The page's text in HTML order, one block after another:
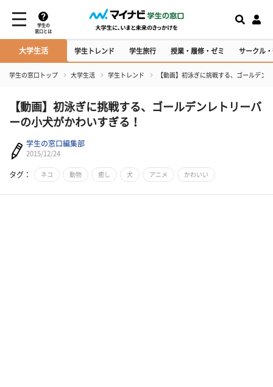
学生の
窓口とは
大学生活 学生トレンド 学生旅行 授業・履修・ゼミ サークル
学生の窓口トップ 大学生活 学生トレンド 【動画】初泳ぎに挑戦する、ゴールデン
【動画】初泳ぎに挑戦する、ゴールデンレトリーバ
ーの小犬がかわいすぎる！
学生の窓口編集部
2015/12/24
タグ： ネコ 動物 癒し 犬 アニメ かわいい